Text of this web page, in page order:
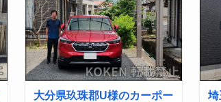
大分県玖珠郡U様のカーポー
埼